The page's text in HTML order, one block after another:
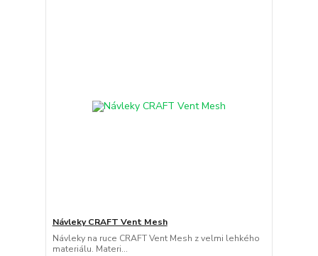
Návleky CRAFT Vent Mesh
Návleky na ruce CRAFT Vent Mesh z velmi lehkého
materiálu. Materi...